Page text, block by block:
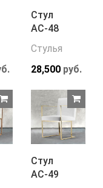
Стул
АС-48
Стулья
28,500 руб.
Стул
АС-49